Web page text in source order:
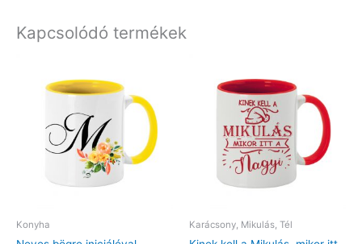
Kapcsolódó termékek
Konyha Karácsony, Mikulás, Tél